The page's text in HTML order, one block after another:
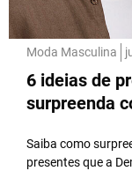
Moda Masculina
6 ideias de
surpreenda
Saiba como
presentes que a